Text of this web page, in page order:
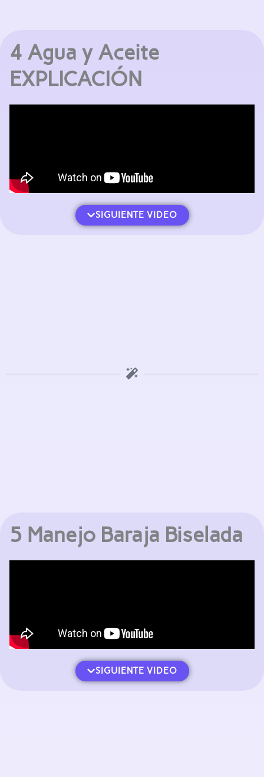
4 Agua y Aceite
EXPLICACIÓN
SIGUIENTE VIDEO
5 Manejo Baraja Biselada
SIGUIENTE VIDEO